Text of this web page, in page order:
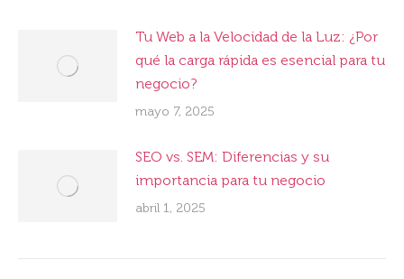
Tu Web a la Velocidad de la Luz: ¿Por
qué la carga rápida es esencial para tu
negocio?
mayo 7, 2025
SEO vs. SEM: Diferencias y su
importancia para tu negocio
abril 1, 2025